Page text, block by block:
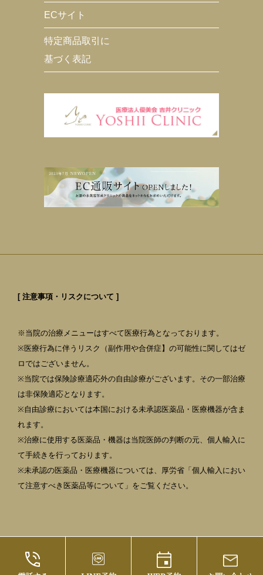
ECサイト
特定商品取引に
基づく表記
[ 注意事項・リスクについて ]
※当院の治療メニューはすべて医療行為となっております。
※医療行為に伴うリスク（副作用や合併症】の可能性に関してはゼ
ロではございません。
※当院では保険診療適応外の自由診療がございます。その一部治療
は非保険適応となります。
※自由診療においては本国における未承認医薬品・医療機器が含ま
れます。
※治療に使用する医薬品・機器は当院医師の判断の元、個人輸入に
て手続きを行っております。
※未承認の医薬品・医療機器については、厚労省「個人輸入におい
て注意すべき医薬品等について」をご覧ください。